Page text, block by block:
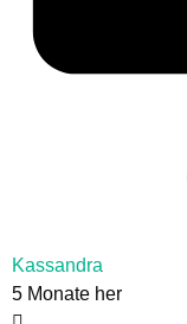
Kassandra
5 Monate her